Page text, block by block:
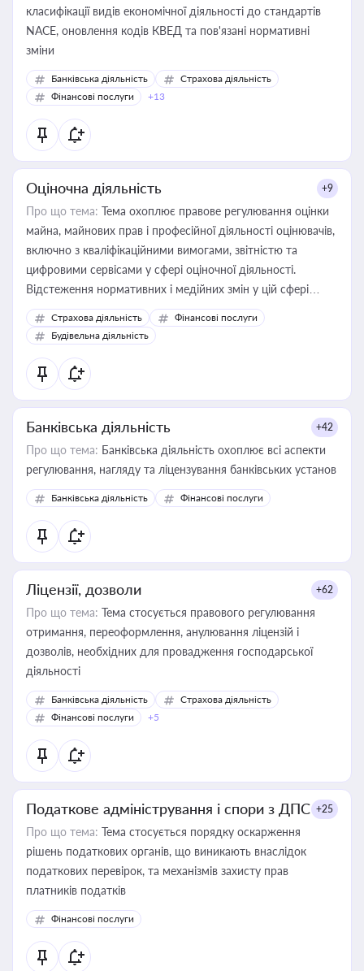
класифікації видів економічної діяльності до стандартів
NACE, оновлення кодів КВЕД та пов'язані нормативні
зміни
Банківська діяльність
Страхова діяльність
Фінансові послуги
+13
Оціночна діяльність +9
Про що тема: Тема охоплює правове регулювання оцінки
майна, майнових прав і професійної діяльності оцінювачів,
включно з кваліфікаційними вимогами, звітністю та
цифровими сервісами у сфері оціночної діяльності.
Відстеження нормативних і медійних змін у цій сфері
корисне для власника бізнесу, керівника, юриста або
бухгалтера під час оподаткування, приватизації, оренди
державного майна, корпоративних угод і перевірки
статусу суб'єктів оціночної діяльності
Страхова діяльність
Фінансові послуги
Будівельна діяльність
Банківська діяльність +42
Про що тема: Банківська діяльність охоплює всі аспекти
регулювання, нагляду та ліцензування банківських установ
Банківська діяльність Фінансові послуги
Ліцензії, дозволи +62
Про що тема: Тема стосується правового регулювання
отримання, переоформлення, анулювання ліцензій і
дозволів, необхідних для провадження господарської
діяльності
Банківська діяльність
Страхова діяльність
Фінансові послуги
+5
Податкове адміністрування і спори з ДПС +25
Про що тема: Тема стосується порядку оскарження
рішень податкових органів, що виникають внаслідок
податкових перевірок, та механізмів захисту прав
платників податків
Фінансові послуги